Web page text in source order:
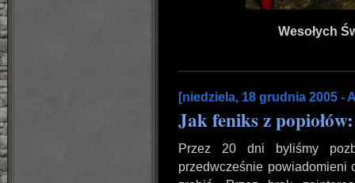
Wesołych
[niedziela, 18 grudnia 2005 -
Jak feniks z
Przez 20 dni byliśmy
przedwcześnie powiadomieni